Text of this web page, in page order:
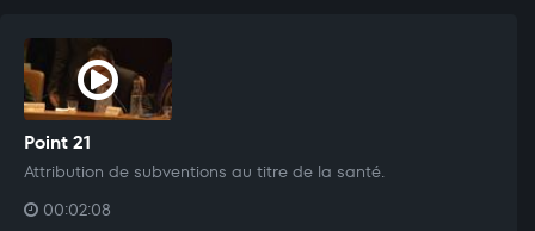
Point 21
Attribution de subventions au titre de la santé.
00:02:08